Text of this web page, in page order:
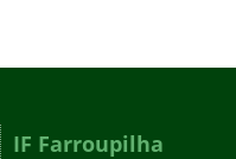
IF Farroupilha